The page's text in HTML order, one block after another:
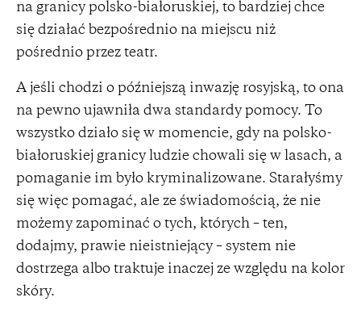
na granicy polsko-białoruskiej, to bardziej chce
się działać bezpośrednio na miejscu niż
pośrednio przez teatr.
A jeśli chodzi o późniejszą inwazję rosyjską, to ona
na pewno ujawniła dwa standardy pomocy. To
wszystko działo się w momencie, gdy na polsko-
białoruskiej granicy ludzie chowali się w lasach, a
pomaganie im było kryminalizowane. Starałyśmy
się więc pomagać, ale ze świadomością, że nie
możemy zapominać o tych, których – ten,
dodajmy, prawie nieistniejący – system nie
dostrzega albo traktuje inaczej ze względu na kolor
skóry.